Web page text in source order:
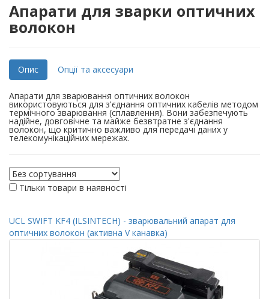
Апарати для зварки оптичних
волокон
Опис Опції та аксесуари
Апарати для зварювання оптичних волокон
використовуються для з'єднання оптичних кабелів методом
термічного зварювання (сплавлення). Вони забезпечують
надійне, довговічне та майже безвтратне з'єднання
волокон, що критично важливо для передачі даних у
телекомунікаційних мережах.
Тільки товари в наявності
UCL SWIFT KF4 (ILSINTECH) - зварювальний апарат для
оптичних волокон (активна V канавка)